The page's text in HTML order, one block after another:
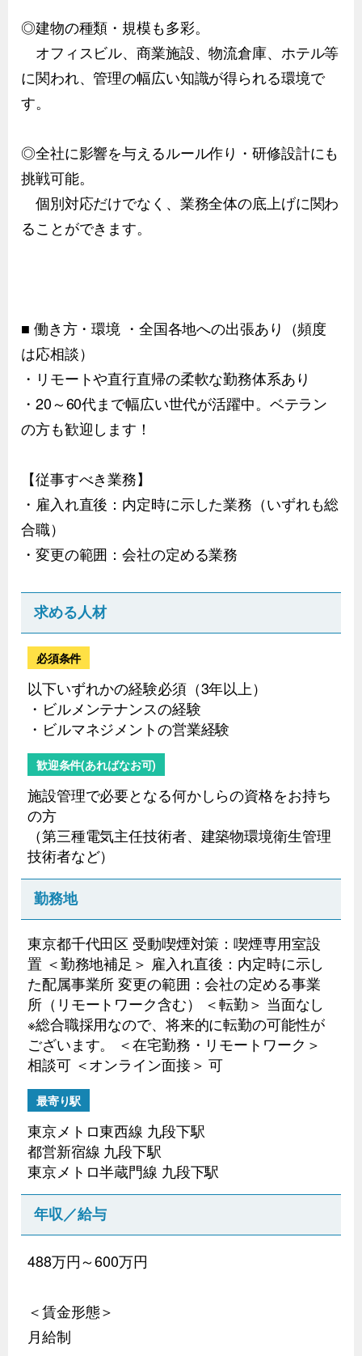
◎建物の種類・規模も多彩。
オフィスビル、商業施設、物流倉庫、ホテル等
に関われ、管理の幅広い知識が得られる環境で
す。
◎全社に影響を与えるルール作り・研修設計にも
挑戦可能。
個別対応だけでなく、業務全体の底上げに関わ
ることができます。
■ 働き方・環境 ・全国各地への出張あり（頻度
は応相談）
・リモートや直行直帰の柔軟な勤務体系あり
・20～60代まで幅広い世代が活躍中。ベテラン
の方も歓迎します！
【従事すべき業務】
・雇入れ直後：内定時に示した業務（いずれも総
合職）
・変更の範囲：会社の定める業務
求める人材
必須条件
以下いずれかの経験必須（3年以上）
・ビルメンテナンスの経験
・ビルマネジメントの営業経験
歓迎条件(あればなお可)
施設管理で必要となる何かしらの資格をお持ち
の方
（第三種電気主任技術者、建築物環境衛生管理
技術者など）
勤務地
東京都千代田区 受動喫煙対策：喫煙専用室設
置 ＜勤務地補足＞ 雇入れ直後：内定時に示し
た配属事業所 変更の範囲：会社の定める事業
所（リモートワーク含む） ＜転勤＞ 当面なし
※総合職採用なので、将来的に転勤の可能性が
ございます。 ＜在宅勤務・リモートワーク＞
相談可 ＜オンライン面接＞ 可
最寄り駅
東京メトロ東西線 九段下駅
都営新宿線 九段下駅
東京メトロ半蔵門線 九段下駅
年収／給与
488万円～600万円
＜賃金形態＞
月給制